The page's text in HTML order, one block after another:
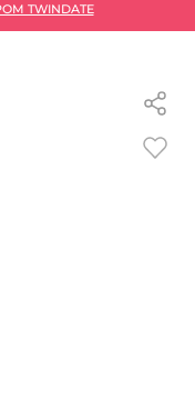
TWINDATE
economia extra no